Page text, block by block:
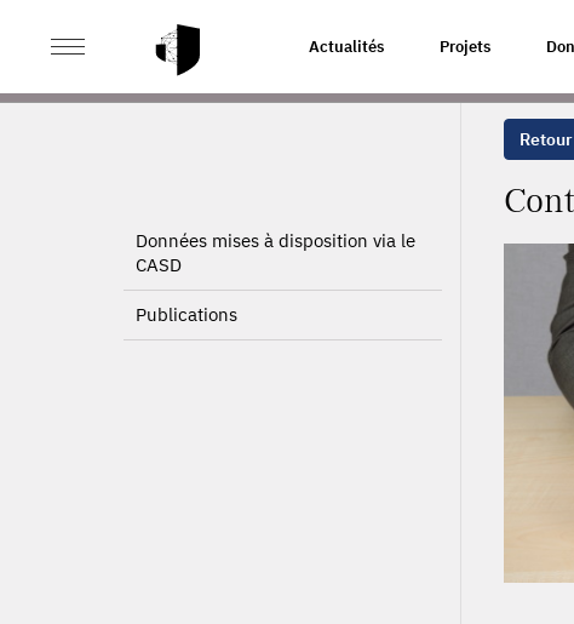
Actualités Projets
ACCUEIL CONTRATS DE TRAVAIL ET
Données mises à disposition via le
CASD
Publications